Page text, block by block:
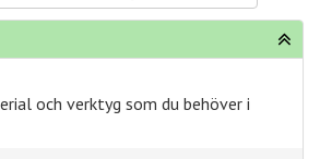
och verktyg som du behöver i